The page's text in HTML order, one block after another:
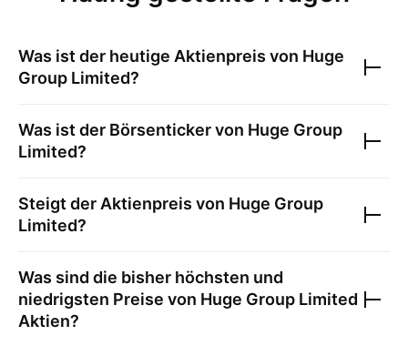
Was ist der heutige Aktienpreis von Huge
Group Limited?
Was ist der Börsenticker von Huge Group
Limited?
Steigt der Aktienpreis von Huge Group
Limited?
Was sind die bisher höchsten und
niedrigsten Preise von Huge Group Limited
Aktien?